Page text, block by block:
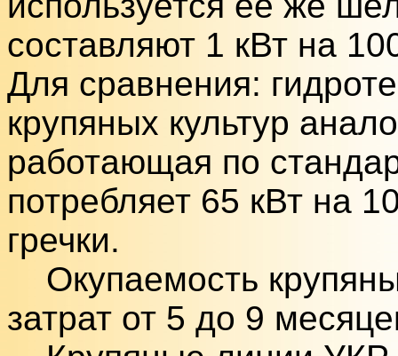
составляют 1 кВт на
Для сравнения:
крупяных культур
работающая по
потребляет 65 кВт на
гречки.
Окупаемость
затрат от 5 до 9